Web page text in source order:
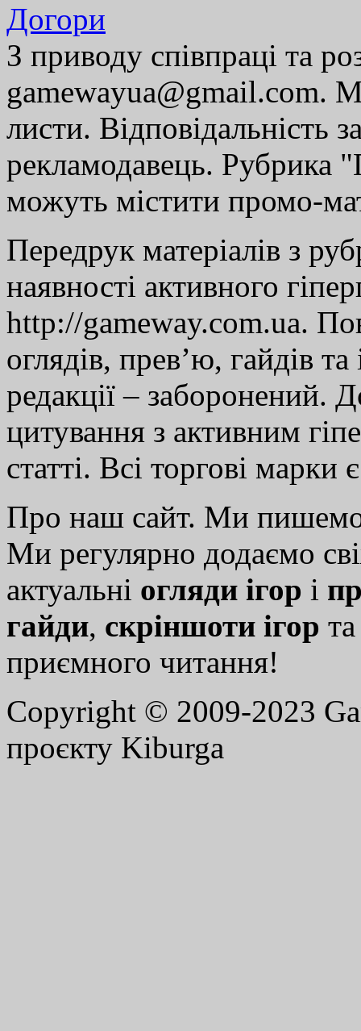
Догори
З приводу співпраці та
gamewayua@gmail.com.
листи. Відповідальність
рекламодавець. Рубрика
можуть містити промо-
Передрук матеріалів з
наявності активного
http://gameway.com.ua.
оглядів, прев’ю, гайдів
редакції – заборонений.
цитування з активним
статті. Всі торгові марки
Про наш сайт. Ми
Ми регулярно додаємо
актуальні огляди ігор і
гайди, скріншоти ігор
приємного читання!
Copyright © 2009-2023
проєкту Kiburga